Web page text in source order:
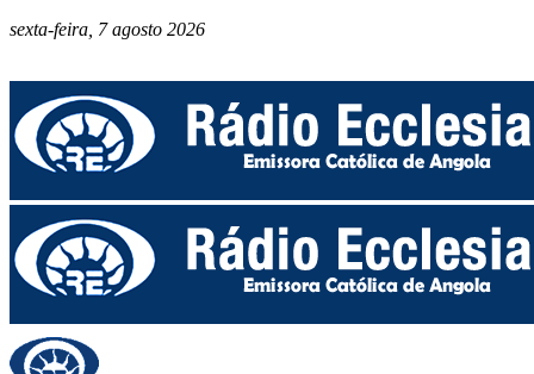
sexta-feira, 7 agosto 2026